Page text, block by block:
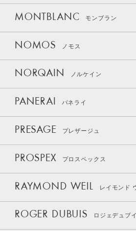
MONTBLANC モンブラン
NOMOS ノモス
NORQAIN ノルケイン
PANERAI パネライ
PRESAGE プレザージュ
PROSPEX プロスペックス
RAYMOND WEIL レイモンド
ROGER DUBUIS ロジェデュブイ